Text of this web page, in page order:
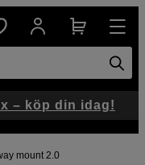
mount 2.0
– köp din idag!